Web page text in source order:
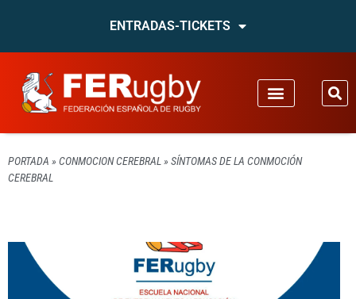
ENTRADAS-TICKETS
PORTADA » CONMOCION CEREBRAL » SÍNTOMAS DE LA CONMOCIÓN
CEREBRAL